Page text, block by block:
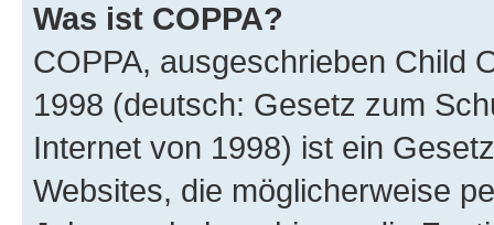
Was ist COPPA?
COPPA, ausgeschrieben Child
1998 (deutsch: Gesetz zum
Internet von 1998) ist ein
Websites, die möglicherweise